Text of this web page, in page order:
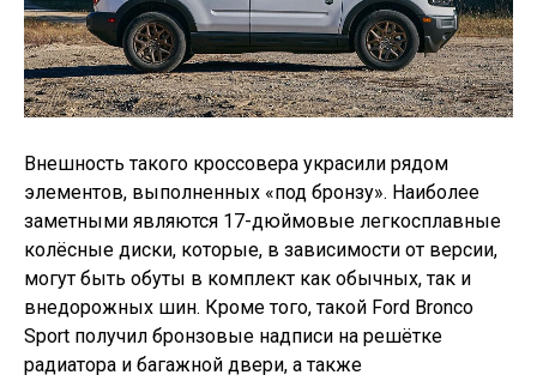
Внешность такого кроссовера украсили рядом
элементов, выполненных «под бронзу». Наиболее
заметными являются 17-дюймовые легкосплавные
колёсные диски, которые, в зависимости от версии,
могут быть обуты в комплект как обычных, так и
внедорожных шин. Кроме того, такой Ford Bronco
Sport получил бронзовые надписи на решётке
радиатора и багажной двери, а также